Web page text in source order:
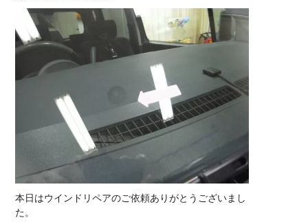
本日はウインドリペアのご依頼ありがとうございまし
た。